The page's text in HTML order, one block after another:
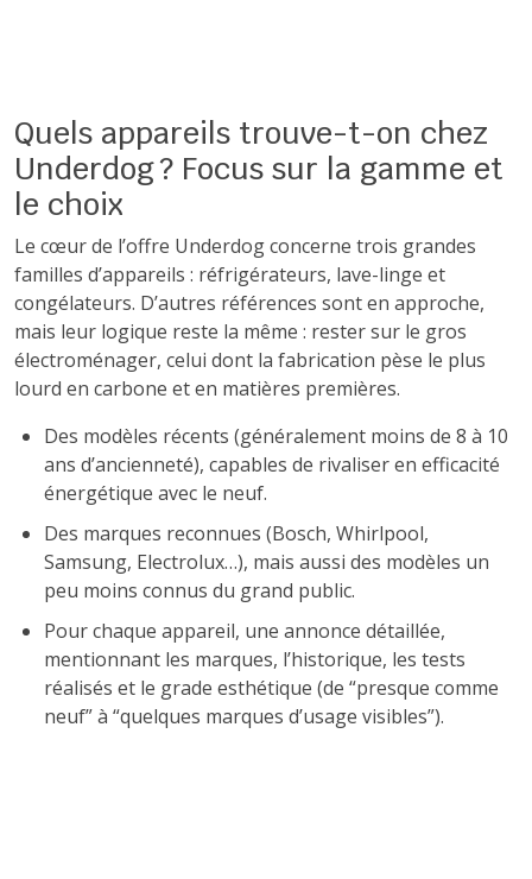
Quels appareils trouve-t-on chez
Underdog ? Focus sur la gamme et
le choix
Le cœur de l’offre Underdog concerne trois grandes
familles d’appareils : réfrigérateurs, lave-linge et
congélateurs. D’autres références sont en approche,
mais leur logique reste la même : rester sur le gros
électroménager, celui dont la fabrication pèse le plus
lourd en carbone et en matières premières.
Des modèles récents (généralement moins de 8 à 10
ans d’ancienneté), capables de rivaliser en efficacité
énergétique avec le neuf.
Des marques reconnues (Bosch, Whirlpool,
Samsung, Electrolux…), mais aussi des modèles un
peu moins connus du grand public.
Pour chaque appareil, une annonce détaillée,
mentionnant les marques, l’historique, les tests
réalisés et le grade esthétique (de “presque comme
neuf” à “quelques marques d’usage visibles”).